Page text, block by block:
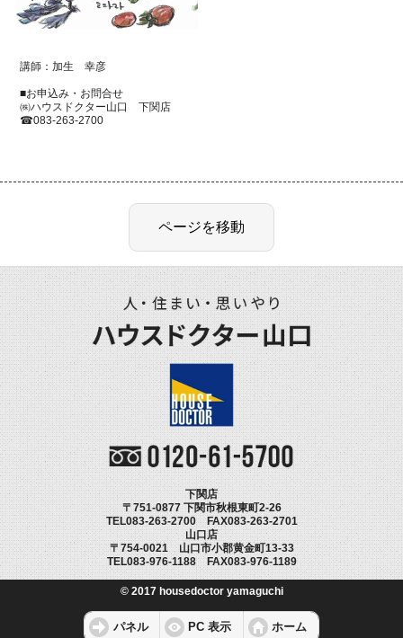
講師：加生 幸彦
■お申込み・お問合せ
㈱ハウスドクター山口 下関店
☎083-263-2700
下関店
〒751-0877 下関市秋根東町2-26
TEL083-263-2700 FAX083-263-2701
山口店
〒754-0021 山口市小郡黄金町13-33
TEL083-976-1188 FAX083-976-1189
© 2017 housedoctor yamaguchi
パネル PC 表示 ホーム